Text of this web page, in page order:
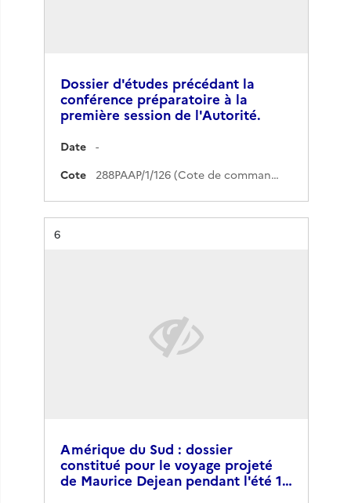
Dossier d'études précédant la
conférence préparatoire à la
première session de l'Autorité.
Date
-
Cote
288PAAP/1/126 (Cote de commande)
Résultat n°
6
Amérique du Sud : dossier
constitué pour le voyage projeté
de Maurice Dejean pendant l'été 1…